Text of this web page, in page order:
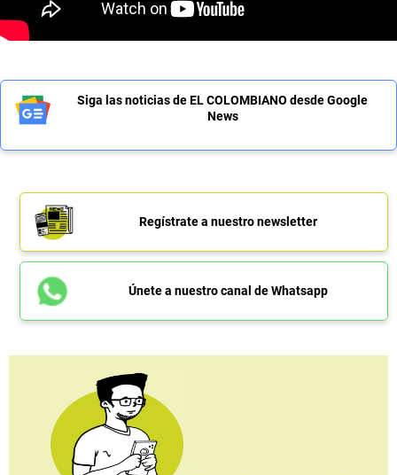
Siga las noticias de EL COLOMBIANO desde Google
News
Regístrate a nuestro newsletter
Únete a nuestro canal de Whatsapp